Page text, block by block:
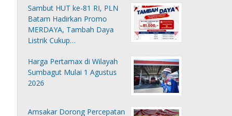
Sambut HUT ke-81 RI, PLN
Batam Hadirkan Promo
MERDAYA, Tambah Daya
Listrik Cukup…
Harga Pertamax di Wilayah
Sumbagut Mulai 1 Agustus
2026
Amsakar Dorong Percepatan